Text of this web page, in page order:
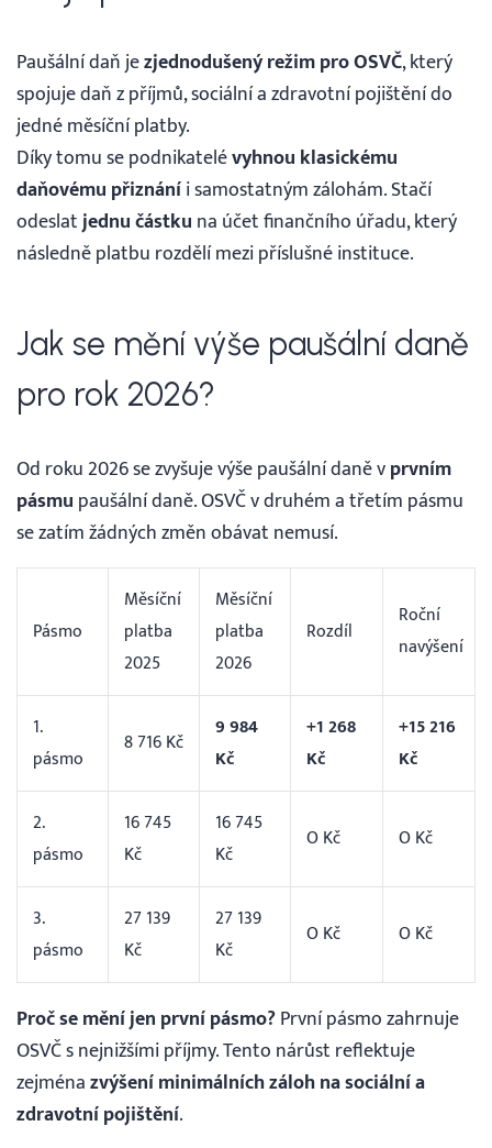
Paušální daň jezjednodušený režim pro OSVČ, který
spojuje daň z příjmů, sociální a zdravotní pojištění do
jedné měsíční platby.
Díky tomu se podnikatelévyhnou klasickému
daňovému přiznáníi samostatným zálohám. Stačí
odeslatjednu částku na účet finančního úřadu, který
následně platbu rozdělí mezi příslušné instituce.
Jak se mění výše paušální daně
pro rok 2026?
Od roku 2026 se zvyšuje výše paušální daně vprvním
pásmu paušální daně. OSVČ v druhém a třetím pásmu
se zatím žádných změn obávat nemusí.
Pásmo
Měsíční
platba
2025
Měsíční
platba
2026
Rozdíl
Roční
navýšení
1.
pásmo
8 716 Kč
9 984
Kč
+1 268
Kč
+15 216
Kč
2.
pásmo
16 745
Kč
16 745
Kč
O Kč O Kč
3.
pásmo
27 139
Kč
27 139
Kč
O Kč O Kč
Proč se mění jen první pásmo?První pásmo zahrnuje
OSVČ s nejnižšími příjmy. Tento nárůst reflektuje
zejménazvýšení minimálních záloh na sociální a
zdravotní pojištění.